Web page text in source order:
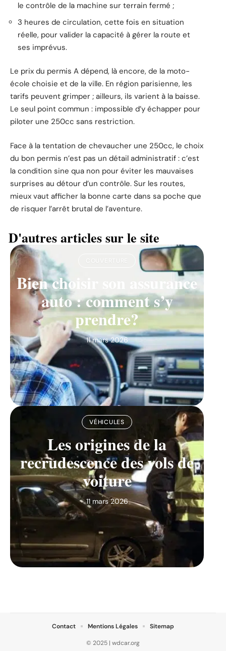
le contrôle de la machine sur terrain fermé ;
3 heures de circulation, cette fois en situation
réelle, pour valider la capacité à gérer la route et
ses imprévus.
Le prix du permis A dépend, là encore, de la moto-
école choisie et de la ville. En région parisienne, les
tarifs peuvent grimper ; ailleurs, ils varient à la baisse.
Le seul point commun : impossible d’y échapper pour
piloter une 250cc sans restriction.
Face à la tentation de chevaucher une 250cc, le choix
du bon permis n’est pas un détail administratif : c’est
la condition sine qua non pour éviter les mauvaises
surprises au détour d’un contrôle. Sur les routes,
mieux vaut afficher la bonne carte dans sa poche que
de risquer l’arrêt brutal de l’aventure.
D'autres articles sur le site
Bien choisir son assurance
auto : comment s’y
prendre?
11 mars 2026
VÉHICULES
Les origines de la
recrudescence des vols de
voiture
11 mars 2026
© 2025 | wdcar.org
Contact Mentions Légales Sitemap